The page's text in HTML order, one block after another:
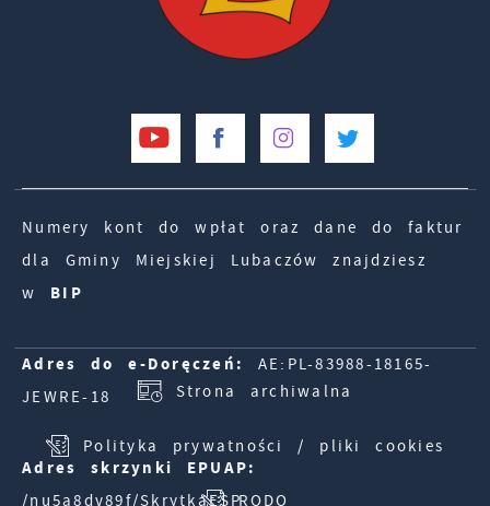
Numery kont do wpłat oraz dane do faktur
dla Gminy Miejskiej Lubaczów znajdziesz
w BIP
Adres do e-Doręczeń:
AE:PL-83988-18165-
JEWRE-18
Adres skrzynki EPUAP:
/nu5a8dv89f/SkrytkaESP
Strona archiwalna
Polityka prywatności / pliki cookies
RODO